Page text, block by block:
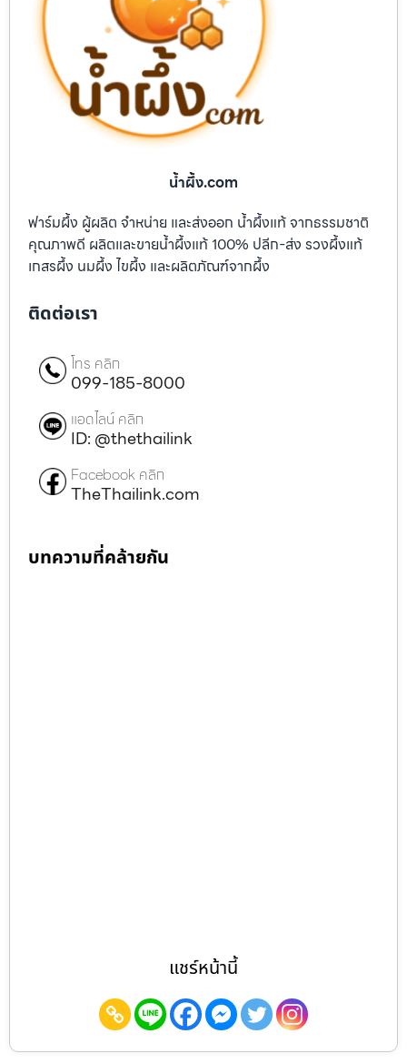
น้ำผึ้ง.com
ฟาร์มผึ้ง ผู้ผลิต จำหน่าย และส่งออก น้ำผึ้งแท้ จากธรรมชาติ
คุณภาพดี ผลิตและขายน้ำผึ้งแท้ 100% ปลีก-ส่ง รวงผึ้งแท้
เกสรผึ้ง นมผึ้ง ไขผึ้ง และผลิตภัณฑ์จากผึ้ง
ติดต่อเรา
โทร คลิก
099-185-8000
แอดไลน์ คลิก
ID: @thethailink
Facebook คลิก
TheThailink.com
บทความที่คล้ายกัน
แชร์หน้านี้